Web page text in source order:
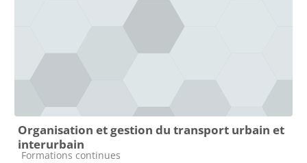
Organisation et gestion du transport urbain et
interurbain
Course category
Formations continues